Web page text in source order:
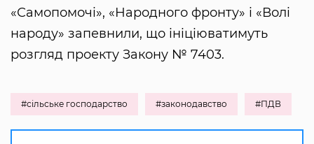
«Самопомочі», «Народного фронту» і «Волі
народу» запевнили, що ініціюватимуть
розгляд проекту Закону № 7403.
#сільське господарство #законодавство #ПДВ